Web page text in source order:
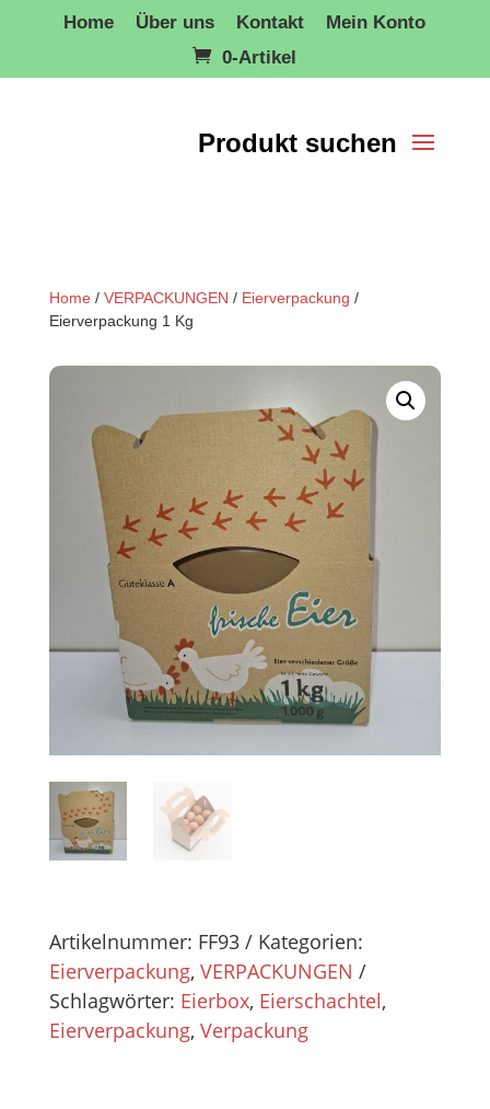
Home Über uns Kontakt
Mein Konto
0-Artikel
Home / VERPACKUNGEN / Eierverpackung /
Eierverpackung 1 Kg
Artikelnummer: FF93
Kategorien:
Eierverpackung, VERPACKUNGEN
Schlagwörter: Eierbox, Eierschachtel,
Eierverpackung, Verpackung